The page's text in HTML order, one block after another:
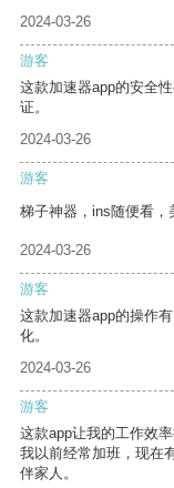
2024-03-26
游客
这款加速器app的安全
证。
2024-03-26
游客
梯子神器，ins随便看，
2024-03-26
游客
这款加速器app的操作
化。
2024-03-26
游客
这款app让我的工作效
我以前经常加班，现在
伴家人。